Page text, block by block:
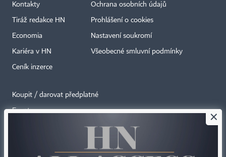
Kontakty
Tiráž redakce HN
Economia
Kariéra v HN
Ceník inzerce
Ochrana osobních údajů
Prohlášení o cookies
Nastavení soukromí
Všeobecné smluvní podmínky
Koupit / darovat předplatné
Eventy ×